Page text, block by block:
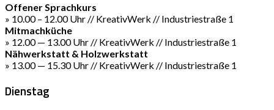
Offener Sprachkurs
» 10.00 – 12.00 Uhr // KreativWerk // Industriestraße 1
Mitmachküche
» 12.00 — 13.00 Uhr // KreativWerk // Industriestraße 1
Nähwerkstatt & Holzwerkstatt
» 13.00 — 15.30 Uhr // KreativWerk // Industriestraße 1
Dienstag